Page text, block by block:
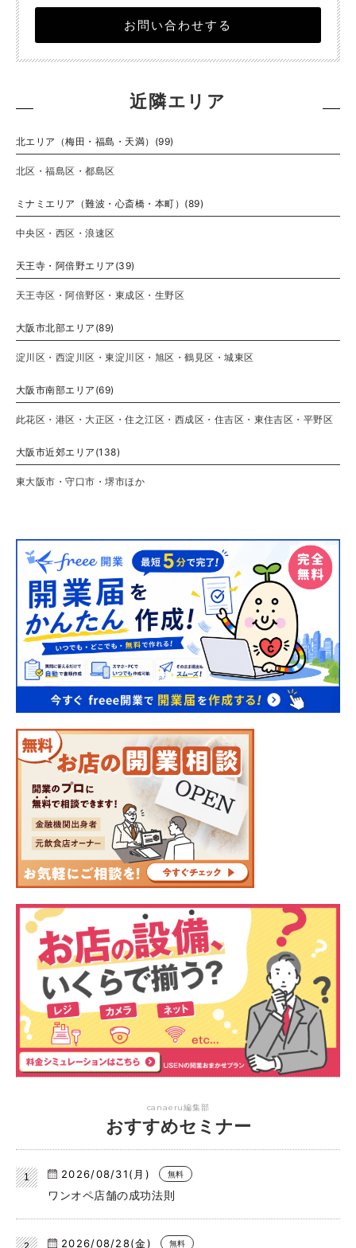
お問い合わせする
近隣エリア
北エリア（梅田・福島・天満）(99)
北区・福島区・都島区
ミナミエリア（難波・心斎橋・本町）(89)
中央区・西区・浪速区
天王寺・阿倍野エリア(39)
天王寺区・阿倍野区・東成区・生野区
大阪市北部エリア(89)
淀川区・西淀川区・東淀川区・旭区・鶴見区・城東区
大阪市南部エリア(69)
此花区・港区・大正区・住之江区・西成区・住吉区・東住吉区・平野区
大阪市近郊エリア(138)
東大阪市・守口市・堺市ほか
canaeru編集部
おすすめセミナー
2026/08/31(月) 無料
ワンオペ店舗の成功法則
2026/08/28(金) 無料